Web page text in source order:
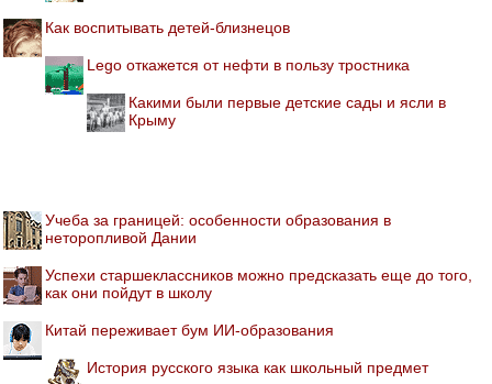
Как воспитывать детей-близнецов
Lego откажется от нефти в пользу тростника
Какими были первые детские сады и ясли в
Крыму
Учеба за границей: особенности образования в
неторопливой Дании
Успехи старшеклассников можно предсказать еще до того,
как они пойдут в школу
Китай переживает бум ИИ-образования
История русского языка как школьный предмет